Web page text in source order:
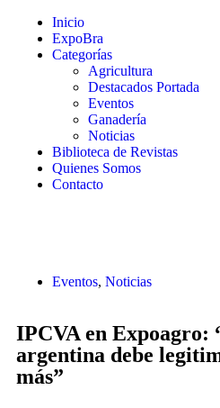
Inicio
ExpoBra
Categorías
Agricultura
Destacados Portada
Eventos
Ganadería
Noticias
Biblioteca de Revistas
Quienes Somos
Contacto
Eventos, Noticias
IPCVA en Expoagro:
argentina debe
más”